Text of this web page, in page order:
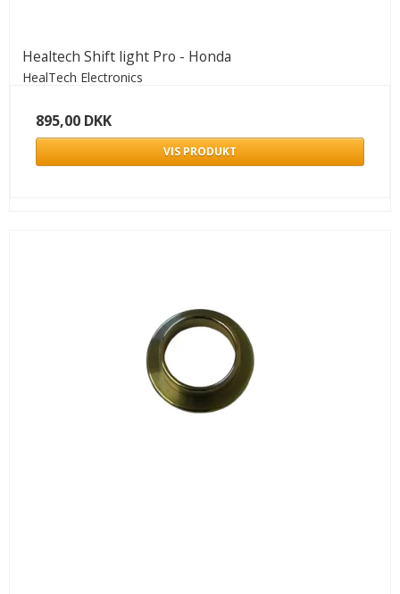
Healtech Shift light Pro - Honda
HealTech Electronics
895,00 DKK
VIS PRODUKT